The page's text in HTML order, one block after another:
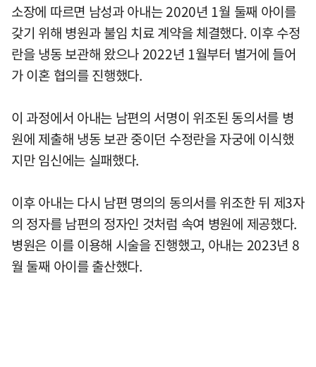
소장에 따르면 남성과 아내는 2020년 1월 둘째 아이를
갖기 위해 병원과 불임 치료 계약을 체결했다. 이후 수정
란을 냉동 보관해 왔으나 2022년 1월부터 별거에 들어
가 이혼 협의를 진행했다.
이 과정에서 아내는 남편의 서명이 위조된 동의서를 병
원에 제출해 냉동 보관 중이던 수정란을 자궁에 이식했
지만 임신에는 실패했다.
이후 아내는 다시 남편 명의의 동의서를 위조한 뒤 제3자
의 정자를 남편의 정자인 것처럼 속여 병원에 제공했다.
병원은 이를 이용해 시술을 진행했고, 아내는 2023년 8
월 둘째 아이를 출산했다.